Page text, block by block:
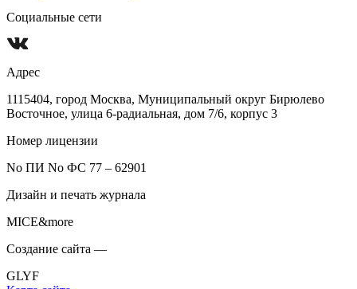
Социальные сети
Адрес
1115404, город Москва, Муниципальный округ Бирюлево
Восточное, улица 6-радиальная, дом 7/6, корпус 3
Номер лицензии
No ПИ No ФС 77 – 62901
Дизайн и печать журнала
MICE&more
Создание сайта —
GLYF